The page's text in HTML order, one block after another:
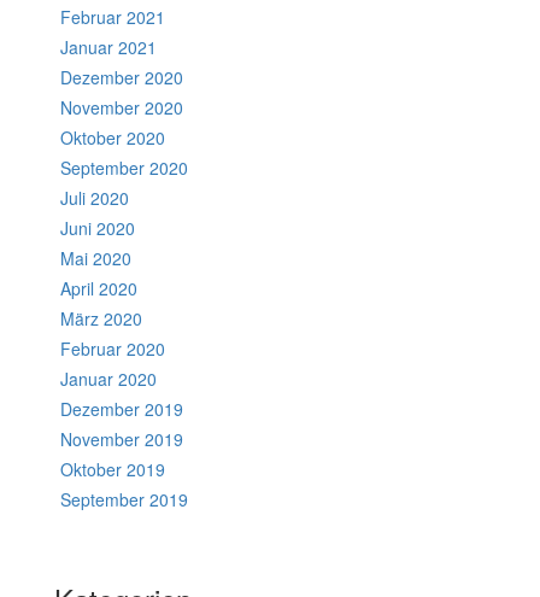
Februar 2021
Januar 2021
Dezember 2020
November 2020
Oktober 2020
September 2020
Juli 2020
Juni 2020
Mai 2020
April 2020
März 2020
Februar 2020
Januar 2020
Dezember 2019
November 2019
Oktober 2019
September 2019